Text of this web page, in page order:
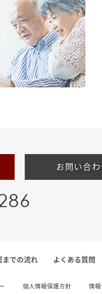
お問い合わ
までの流れ よくある質問
個人情報保護方針 情